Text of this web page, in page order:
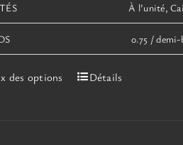
À l’unité,
0.75 /
des options
CeDétails